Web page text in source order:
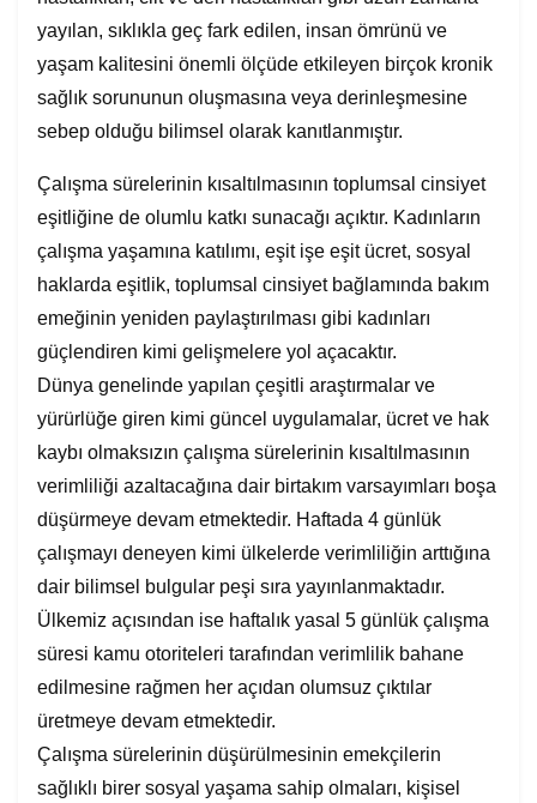
yayılan, sıklıkla geç fark edilen, insan ömrünü ve
yaşam kalitesini önemli ölçüde etkileyen birçok kronik
sağlık sorununun oluşmasına veya derinleşmesine
sebep olduğu bilimsel olarak kanıtlanmıştır.
Çalışma sürelerinin kısaltılmasının toplumsal cinsiyet
eşitliğine de olumlu katkı sunacağı açıktır. Kadınların
çalışma yaşamına katılımı, eşit işe eşit ücret, sosyal
haklarda eşitlik, toplumsal cinsiyet bağlamında bakım
emeğinin yeniden paylaştırılması gibi kadınları
güçlendiren kimi gelişmelere yol açacaktır.
Dünya genelinde yapılan çeşitli araştırmalar ve
yürürlüğe giren kimi güncel uygulamalar, ücret ve hak
kaybı olmaksızın çalışma sürelerinin kısaltılmasının
verimliliği azaltacağına dair birtakım varsayımları boşa
düşürmeye devam etmektedir. Haftada 4 günlük
çalışmayı deneyen kimi ülkelerde verimliliğin arttığına
dair bilimsel bulgular peşi sıra yayınlanmaktadır.
Ülkemiz açısından ise haftalık yasal 5 günlük çalışma
süresi kamu otoriteleri tarafından verimlilik bahane
edilmesine rağmen her açıdan olumsuz çıktılar
üretmeye devam etmektedir.
Çalışma sürelerinin düşürülmesinin emekçilerin
sağlıklı birer sosyal yaşama sahip olmaları, kişisel